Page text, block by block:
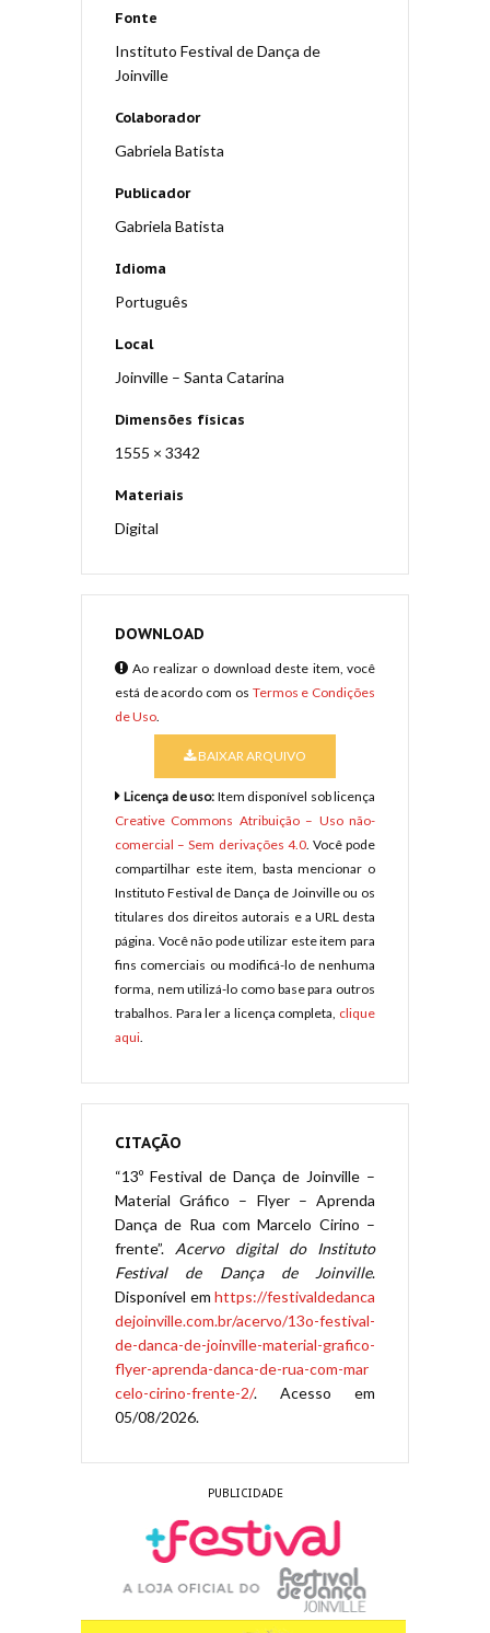
Fonte
Instituto Festival de Dança de
Joinville
Colaborador
Gabriela Batista
Publicador
Gabriela Batista
Idioma
Português
Local
Joinville – Santa Catarina
Dimensões físicas
1555 × 3342
Materiais
Digital
DOWNLOAD
Ao realizar o download deste item, você
está de acordo com os Termos e Condições
de Uso.
BAIXAR ARQUIVO
Licença de uso: Item disponível sob licença
Creative Commons Atribuição – Uso não-
comercial – Sem derivações 4.0. Você pode
compartilhar este item, basta mencionar o
Instituto Festival de Dança de Joinville ou os
titulares dos direitos autorais e a URL desta
página. Você não pode utilizar este item para
fins comerciais ou modificá-lo de nenhuma
forma, nem utilizá-lo como base para outros
trabalhos. Para ler a licença completa, clique
aqui.
CITAÇÃO
“13º Festival de Dança de Joinville –
Material Gráfico – Flyer – Aprenda
Dança de Rua com Marcelo Cirino –
frente”. Acervo digital do Instituto
Festival de Dança de Joinville.
Disponível em https://festivaldedanca
dejoinville.com.br/acervo/13o-festival-
de-danca-de-joinville-material-grafico-
flyer-aprenda-danca-de-rua-com-mar
celo-cirino-frente-2/. Acesso em
05/08/2026.
PUBLICIDADE